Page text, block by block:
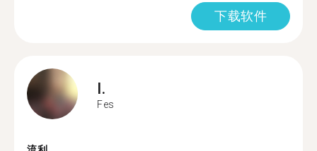
下载软件
I.
Fes